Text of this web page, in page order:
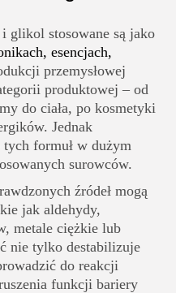
glikol stosowane są jako
esencjach,
przemysłowej
produktowej – od
do ciała, po kosmetyki
Jednak
tych formuł w dużym
surowców.
źródeł mogą
jak aldehydy,
metale ciężkie lub
nie tylko destabilizuje
do reakcji
funkcji bariery